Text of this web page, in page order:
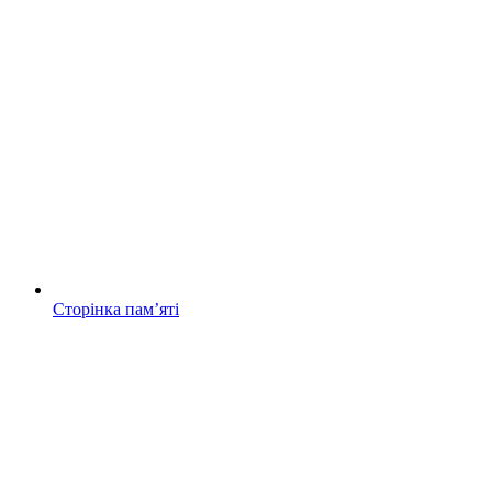
Сторінка памʼяті